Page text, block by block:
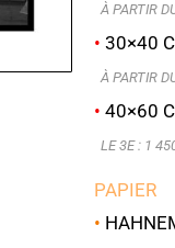
À PARTIR
•30×40
À PARTIR
•40×60
LE 3E : 1
PAPIER
•